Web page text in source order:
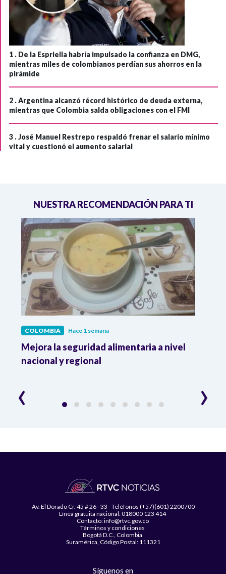
1 . De la Espriella habría impulsado la confianza en DMG,
mientras miles de colombianos perdían sus ahorros en la
pirámide
2 .Argentina alcanzó récord histórico de deuda externa,
mientras que Colombia salda obligaciones con el FMI
3 .José Manuel Restrepo respaldó frenar el salario mínimo
vital y cuestionó el aumento salarial
NUESTRA RECOMENDACIÓN PARA TI
COLOMBIA Hace 1 semana
Mejora la seguridad alimentaria a nivel
nacional y regional
‹ ›
Av. El Dorado Cr. 45 # 26 - 33 - Teléfonos (+57)(601) 2200700
Línea gratuita nacional: 018000 123 414
Contacto: info@rtvc.gov.co
Términos y condiciones
Bogotá D.C., Colombia
Suramérica, Código Postal: 111321
Síguenos en